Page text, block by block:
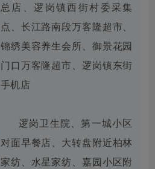
总店、逻岗镇西街村委采集
点、长江路南段万客隆超市、
锦绣美容养生会所、御景花园
门口万客隆超市、逻岗镇东街
手机店
逻岗卫生院、第一城小区
对面早餐店、大转盘附近柏林
家纺、水星家纺、嘉园小区附